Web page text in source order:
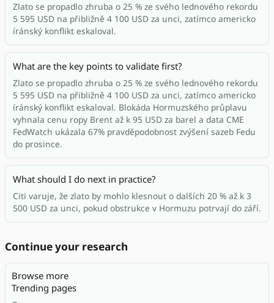
Zlato se propadlo zhruba o 25 % ze svého lednového rekordu
5 595 USD na přibližně 4 100 USD za unci, zatímco americko
íránský konflikt eskaloval.
What are the key points to validate first?
Zlato se propadlo zhruba o 25 % ze svého lednového rekordu
5 595 USD na přibližně 4 100 USD za unci, zatímco americko
íránský konflikt eskaloval. Blokáda Hormuzského průplavu
vyhnala cenu ropy Brent až k 95 USD za barel a data CME
FedWatch ukázala 67% pravděpodobnost zvýšení sazeb Fedu
do prosince.
What should I do next in practice?
Citi varuje, že zlato by mohlo klesnout o dalších 20 % až k 3
500 USD za unci, pokud obstrukce v Hormuzu potrvají do září.
Continue your research
Browse more
Trending pages